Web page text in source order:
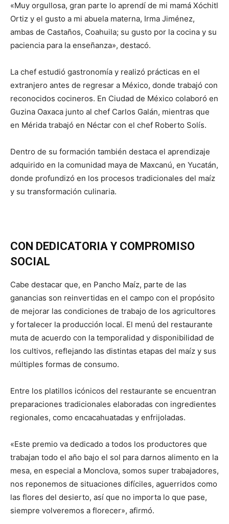
«Muy orgullosa, gran parte lo aprendí de mi mamá Xóchitl
Ortiz y el gusto a mi abuela materna, Irma Jiménez,
ambas de Castaños, Coahuila; su gusto por la cocina y su
paciencia para la enseñanza», destacó.
La chef estudió gastronomía y realizó prácticas en el
extranjero antes de regresar a México, donde trabajó con
reconocidos cocineros. En Ciudad de México colaboró en
Guzina Oaxaca junto al chef Carlos Galán, mientras que
en Mérida trabajó en Néctar con el chef Roberto Solís.
Dentro de su formación también destaca el aprendizaje
adquirido en la comunidad maya de Maxcanú, en Yucatán,
donde profundizó en los procesos tradicionales del maíz
y su transformación culinaria.
CON DEDICATORIA Y COMPROMISO
SOCIAL
Cabe destacar que, en Pancho Maíz, parte de las
ganancias son reinvertidas en el campo con el propósito
de mejorar las condiciones de trabajo de los agricultores
y fortalecer la producción local. El menú del restaurante
muta de acuerdo con la temporalidad y disponibilidad de
los cultivos, reflejando las distintas etapas del maíz y sus
múltiples formas de consumo.
Entre los platillos icónicos del restaurante se encuentran
preparaciones tradicionales elaboradas con ingredientes
regionales, como encacahuatadas y enfrijoladas.
«Este premio va dedicado a todos los productores que
trabajan todo el año bajo el sol para darnos alimento en la
mesa, en especial a Monclova, somos super trabajadores,
nos reponemos de situaciones difíciles, aguerridos como
las flores del desierto, así que no importa lo que pase,
siempre volveremos a florecer», afirmó.